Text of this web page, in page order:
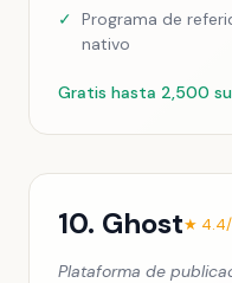
✓ Programa de
nativo
Gratis hasta 2,500
10. Ghost★
Plataforma de